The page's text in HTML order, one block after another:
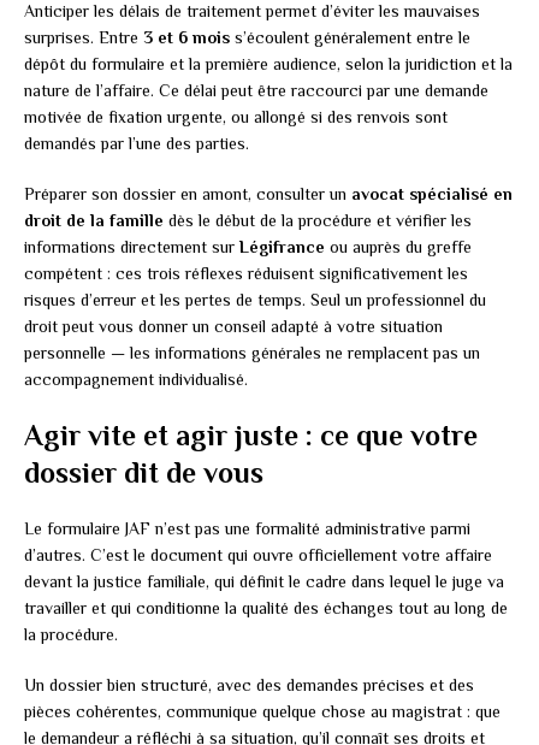
Anticiper les délais de traitement permet d’éviter les mauvaises
surprises. Entre 3 et 6 mois s’écoulent généralement entre le
dépôt du formulaire et la première audience, selon la juridiction et la
nature de l’affaire. Ce délai peut être raccourci par une demande
motivée de fixation urgente, ou allongé si des renvois sont
demandés par l’une des parties.
Préparer son dossier en amont, consulter un avocat spécialisé en
droit de la famille dès le début de la procédure et vérifier les
informations directement surLégifrance ou auprès du greffe
compétent : ces trois réflexes réduisent significativement les
risques d’erreur et les pertes de temps. Seul un professionnel du
droit peut vous donner un conseil adapté à votre situation
personnelle — les informations générales ne remplacent pas un
accompagnement individualisé.
Agir vite et agir juste : ce que votre
dossier dit de vous
Le formulaire JAF n’est pas une formalité administrative parmi
d’autres. C’est le document qui ouvre officiellement votre affaire
devant la justice familiale, qui définit le cadre dans lequel le juge va
travailler et qui conditionne la qualité des échanges tout au long de
la procédure.
Un dossier bien structuré, avec des demandes précises et des
pièces cohérentes, communique quelque chose au magistrat : que
le demandeur a réfléchi à sa situation, qu’il connaît ses droits et